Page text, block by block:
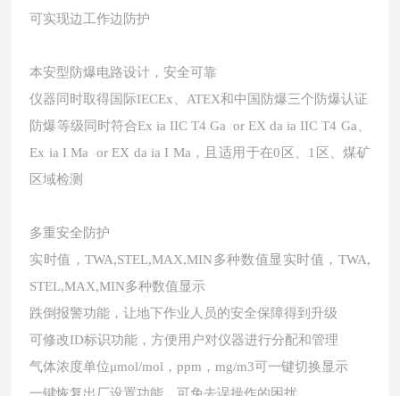
可实现边工作边防护
本安型防爆电路设计，安全可靠
仪器同时取得国际IECEx、ATEX和中国防爆三个防爆认证
防爆等级同时符合Ex ia IIC T4 Ga or EX da ia IIC T4 Ga、
Ex ia I Ma or EX da ia I Ma，且适用于在0区、1区、煤矿
区域检测
多重安全防护
实时值，TWA,STEL,MAX,MIN多种数值显实时值，TWA,
STEL,MAX,MIN多种数值显示
跌倒报警功能，让地下作业人员的安全保障得到升级
可修改ID标识功能，方便用户对仪器进行分配和管理
气体浓度单位μmol/mol，ppm，mg/m3可一键切换显示